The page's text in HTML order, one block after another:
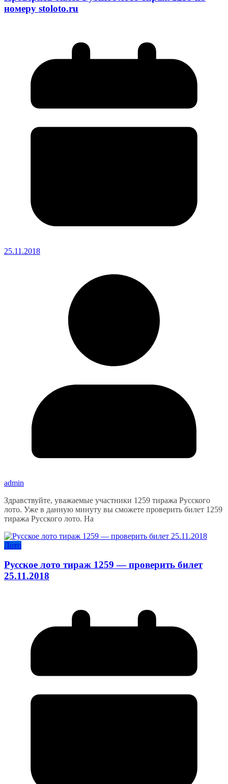
номеру stoloto.ru
25.11.2018
admin
Здравствуйте, уважаемые участники 1259 тиража Русского
лото. Уже в данную минуту вы сможете проверить билет 1259
тиража Русского лото. На
Лото
Русское лото тираж 1259 — проверить билет
25.11.2018